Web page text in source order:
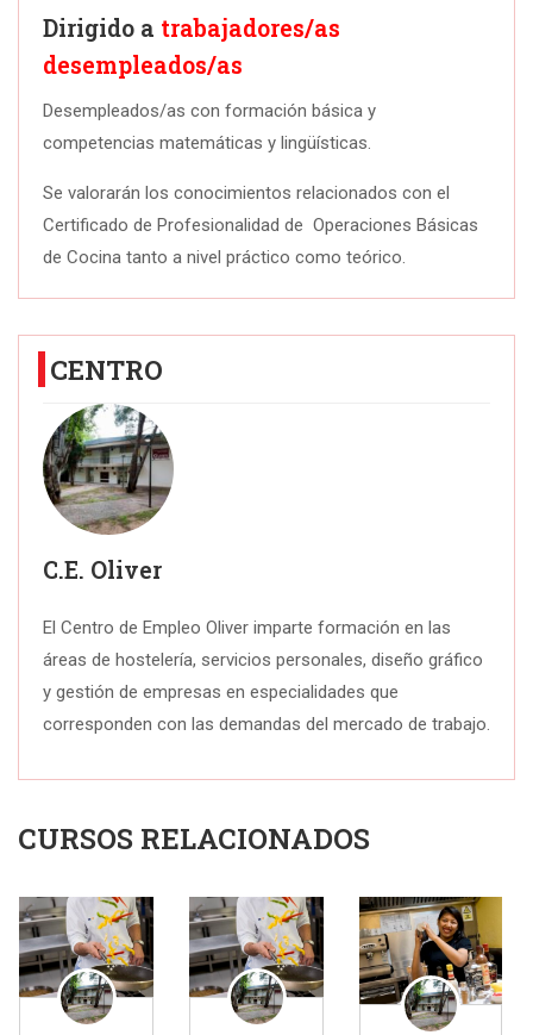
Dirigido a trabajadores/as
desempleados/as
Desempleados/as con formación básica y
competencias matemáticas y lingüísticas.
Se valorarán los conocimientos relacionados con el
Certificado de Profesionalidad de Operaciones Básicas
de Cocina tanto a nivel práctico como teórico.
CENTRO
C.E. Oliver
El Centro de Empleo Oliver imparte formación en las
áreas de hostelería, servicios personales, diseño gráfico
y gestión de empresas en especialidades que
corresponden con las demandas del mercado de trabajo.
CURSOS RELACIONADOS